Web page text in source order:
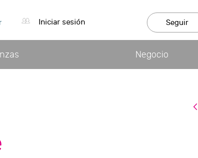
Iniciar sesión Seguir
Negocio